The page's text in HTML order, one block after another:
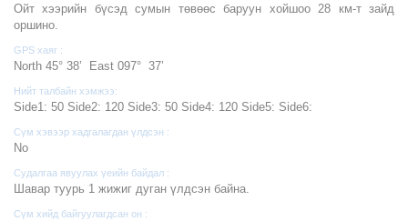
Ойт хээрийн бүсэд сумын төвөөс баруун хойшоо 28 км-т зайд
оршино.
GPS хаяг :
North 45° 38’ East 097° 37’
Нийт талбайн хэмжээ:
Side1: 50 Side2: 120 Side3: 50 Side4: 120 Side5: Side6:
Сүм хэвээр хадгалагдан үлдсэн :
No
Судалгаа явуулах үеийн байдал :
Шавар туурь 1 жижиг дуган үлдсэн байна.
Сүм хийд байгуулагдсан он :